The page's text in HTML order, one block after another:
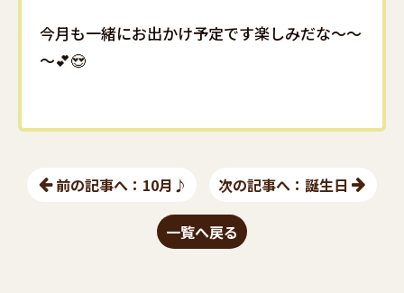
今月も一緒にお出かけ予定です楽しみだな～～
～💕😍
前の記事へ：10月♪
一覧へ戻る
次の記事へ：誕生日